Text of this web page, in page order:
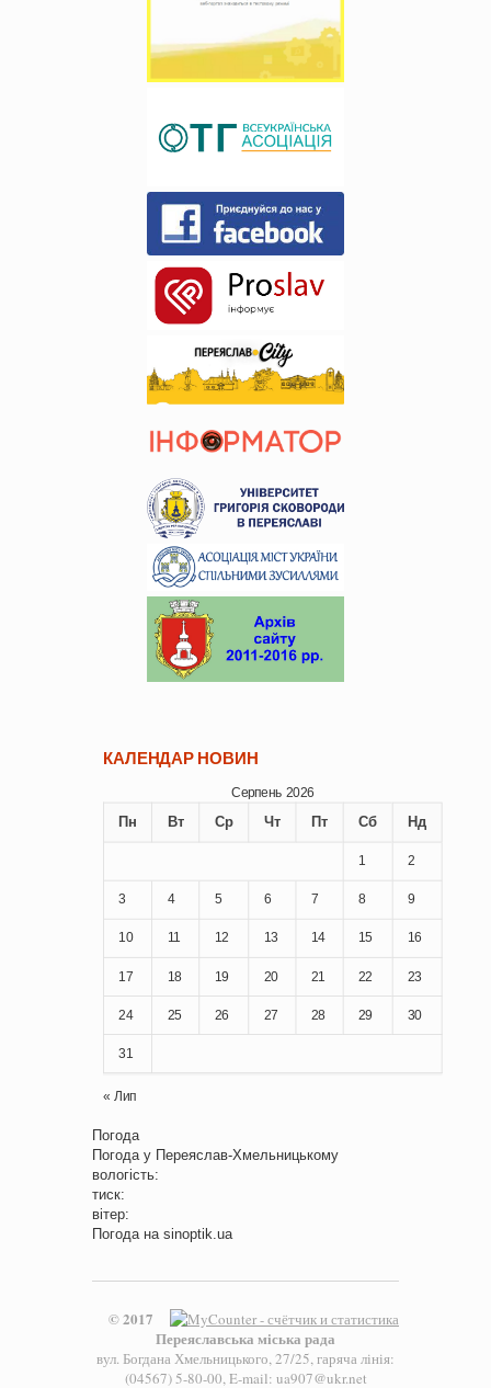
КАЛЕНДАР НОВИН
Серпень 2026
Пн Вт Ср Чт Пт Сб Нд
1 2
3 4 5 6 7 8 9
10 11 12 13 14 15 16
17 18 19 20 21 22 23
24 25 26 27 28 29 30
31
« Лип
Погода
Погода у Переяслав-Хмельницькому
вологість:
тиск:
вітер:
Погода на sinoptik.ua
© 2017
Переяславська міська рада
вул. Богдана Хмельницького, 27/25, гаряча лінія:
(04567) 5-80-00, E-mail: ua907@ukr.net